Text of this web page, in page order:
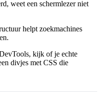
weet een schermlezer niet
helpt zoekmachines
kijk of je echte
divjes met CSS die